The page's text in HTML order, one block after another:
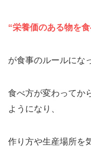
“栄養価のある物を
が食事のルールにな
食べ方が変わってか
ようになり、
作り方や生産場所を